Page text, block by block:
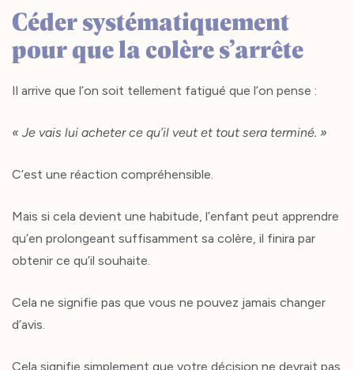
Céder systématiquement
pour que la colère s’arrête
Il arrive que l’on soit tellement fatigué que l’on pense :
« Je vais lui acheter ce qu’il veut et tout sera terminé. »
C’est une réaction compréhensible.
Mais si cela devient une habitude, l’enfant peut apprendre
qu’en prolongeant suffisamment sa colère, il finira par
obtenir ce qu’il souhaite.
Cela ne signifie pas que vous ne pouvez jamais changer
d’avis.
Cela signifie simplement que votre décision ne devrait pas